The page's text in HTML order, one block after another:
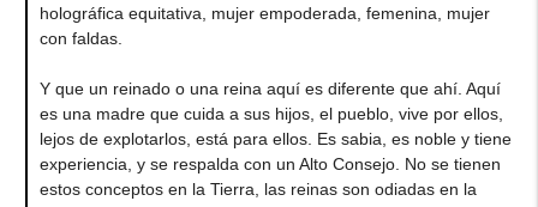
holográfica equitativa, mujer empoderada, femenina, mujer
con faldas.
Y que un reinado o una reina aquí es diferente que ahí. Aquí
es una madre que cuida a sus hijos, el pueblo, vive por ellos,
lejos de explotarlos, está para ellos. Es sabia, es noble y tiene
experiencia, y se respalda con un Alto Consejo. No se tienen
estos conceptos en la Tierra, las reinas son odiadas en la